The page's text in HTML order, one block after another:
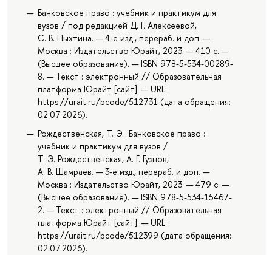
Банковское право : учебник и практикум для
вузов / под редакцией Д. Г. Алексеевой,
С. В. Пыхтина. — 4-е изд., перераб. и доп. —
Москва : Издательство Юрайт, 2023. — 410 с. —
(Высшее образование). — ISBN 978-5-534-00289-
8. — Текст : электронный // Образовательная
платформа Юрайт [сайт]. — URL:
https://urait.ru/bcode/512731 (дата обращения:
02.07.2026).
Рождественская, Т. Э. Банковское право :
учебник и практикум для вузов /
Т. Э. Рождественская, А. Г. Гузнов,
А. В. Шамраев. — 3-е изд., перераб. и доп. —
Москва : Издательство Юрайт, 2023. — 479 с. —
(Высшее образование). — ISBN 978-5-534-15467-
2. — Текст : электронный // Образовательная
платформа Юрайт [сайт]. — URL:
https://urait.ru/bcode/512399 (дата обращения:
02.07.2026).